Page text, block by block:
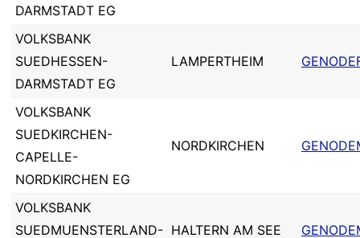
DARMSTADT EG
VOLKSBANK
SUEDHESSEN-
DARMSTADT EG
LAMPERTHEIM
VOLKSBANK
SUEDKIRCHEN-
CAPELLE-
NORDKIRCHEN EG
NORDKIRCHEN
VOLKSBANK
SUEDMUENSTERLAND- HALTERN AM SEE